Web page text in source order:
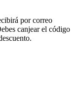
por correo
canjear el código